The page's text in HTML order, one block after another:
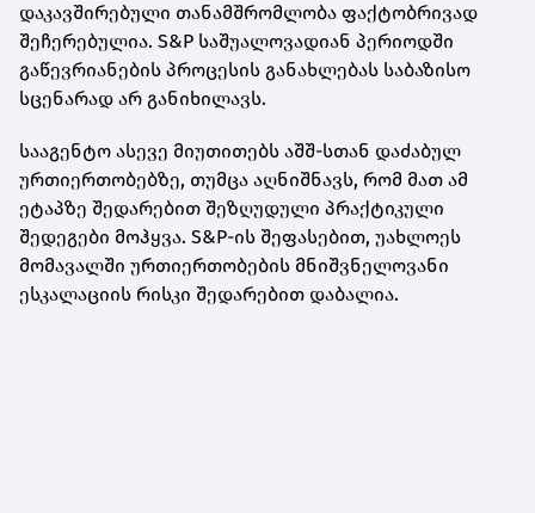
დაკავშირებული თანამშრომლობა ფაქტობრივად
შეჩერებულია. S&P საშუალოვადიან პერიოდში
გაწევრიანების პროცესის განახლებას საბაზისო
სცენარად არ განიხილავს.
სააგენტო ასევე მიუთითებს აშშ-სთან დაძაბულ
ურთიერთობებზე, თუმცა აღნიშნავს, რომ მათ ამ
ეტაპზე შედარებით შეზღუდული პრაქტიკული
შედეგები მოჰყვა. S&P-ის შეფასებით, უახლოეს
მომავალში ურთიერთობების მნიშვნელოვანი
ესკალაციის რისკი შედარებით დაბალია.